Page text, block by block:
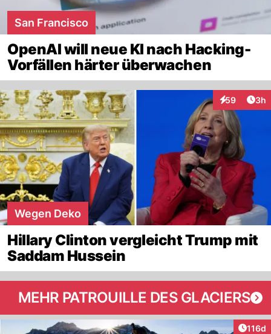
San Francisco
OpenAI will neue KI nach Hacking-
Vorfällen härter überwachen
59
Interaktionen
3h
Wegen Deko
Hillary Clinton vergleicht Trump mit
Saddam Hussein
MEHR PATROUILLE DES GLACIERS
116d